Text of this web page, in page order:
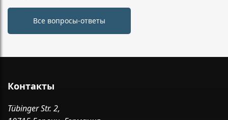
Все вопросы-ответы
Контакты
Tübinger Str. 2,